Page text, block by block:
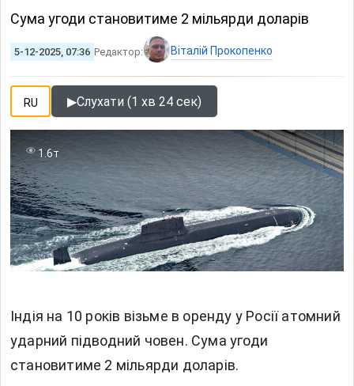
Сума угоди становитиме 2 мільярди доларів
5-12-2025, 07:36 Редактор: Віталій Прокопенко
RU ▶Слухати (1 хв 24 сек)
1.6т
Індія на 10 років візьме в оренду у Росії атомний
ударний підводний човен. Сума угоди
становитиме 2 мільярди доларів.